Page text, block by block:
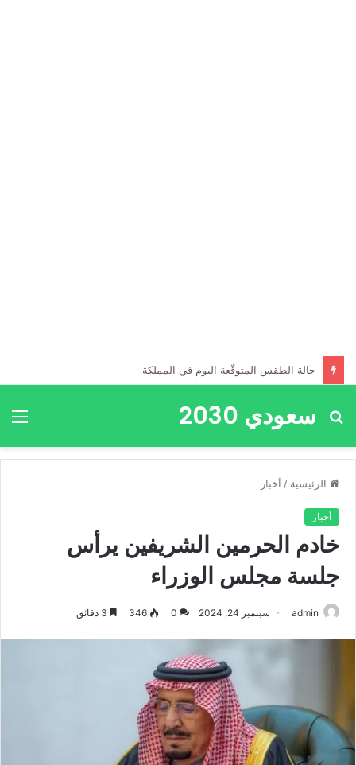
حالة الطقس المتوقّعة اليوم في المملكة
سعودي 2030
بحث
الرئيسية / أخبار
أخبار
خادم الحرمين الشريفين يرأس
جلسة مجلس الوزراء
admin سبتمبر 24, 2024 0
346